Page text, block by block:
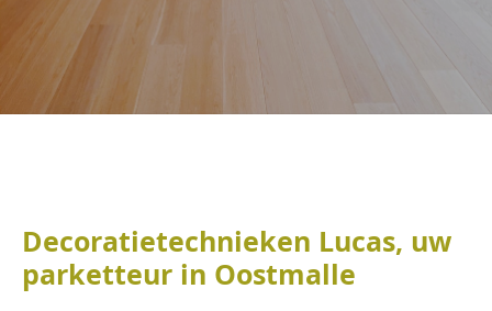
Decoratietechnieken Lucas, uw
parketteur in Oostmalle